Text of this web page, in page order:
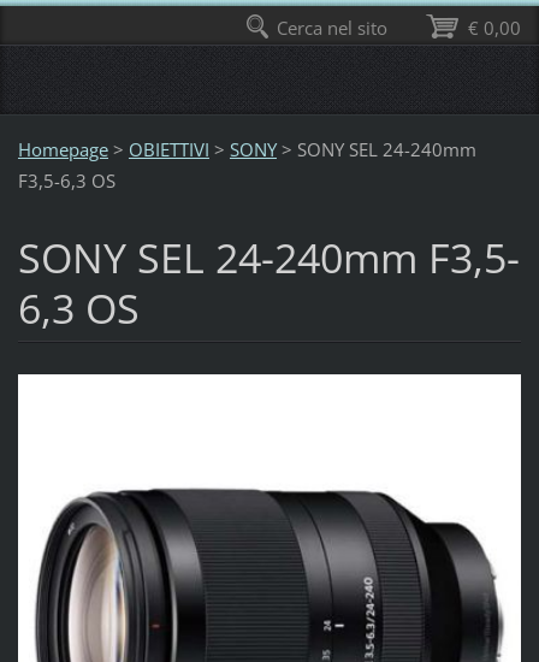
Homepage > OBIETTIVI > SONY > SONY SEL 24-240mm
F3,5-6,3 OS
SONY SEL 24-240mm F3,5-
6,3 OS
€ 0,00
Cerca nel sito